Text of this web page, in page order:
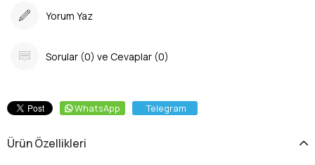
Yorum Yaz
Sorular (0) ve Cevaplar (0)
WhatsApp Telegram
Ürün Özellikleri